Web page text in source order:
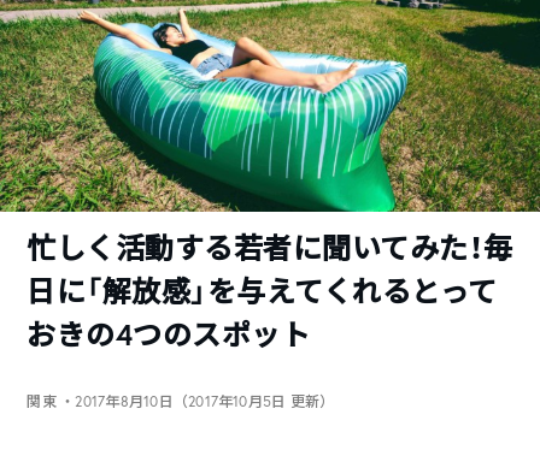
忙しく活動する若者に聞いてみた！毎
日に「解放感」を与えてくれるとって
おきの4つのスポット
関東 ・2017年8月10日（2017年10月5日 更新）